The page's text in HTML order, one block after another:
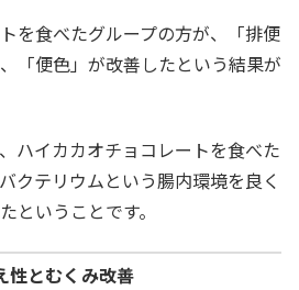
を食べたグループの方が、「排便
「便色」が改善したという結果が
ハイカカオチョコレートを食べた
クテリウムという腸内環境を良く
ということです。
性とむくみ改善